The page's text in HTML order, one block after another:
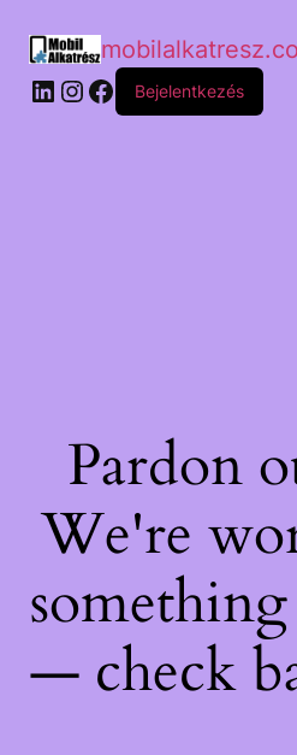
Bejelentkezés
Pardon
We're
— check